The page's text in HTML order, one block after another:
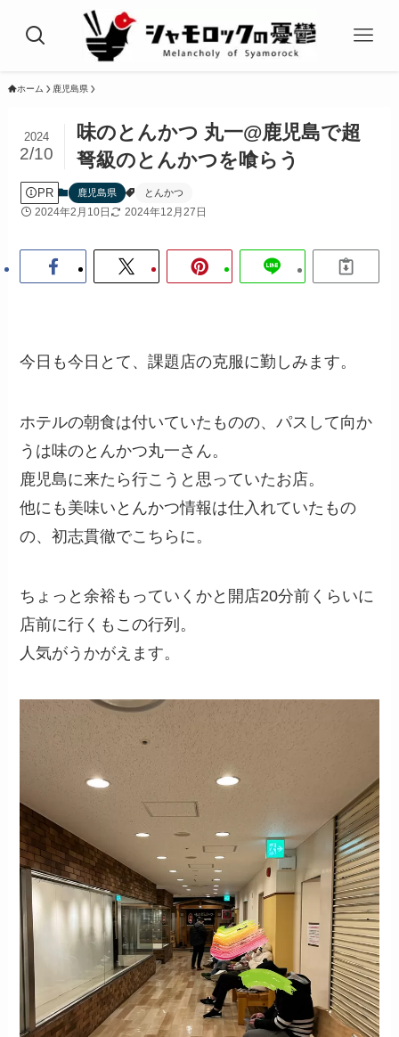
ホーム 鹿児島県
味のとんかつ 丸一@鹿児島で超
弩級のとんかつを喰らう
2024
2/10
PR 鹿児島県 とんかつ
2024年2月10日 2024年12月27日
今日も今日とて、課題店の克服に勤しみます。
ホテルの朝食は付いていたものの、パスして向か
うは味のとんかつ丸一さん。
鹿児島に来たら行こうと思っていたお店。
他にも美味いとんかつ情報は仕入れていたもの
の、初志貫徹でこちらに。
ちょっと余裕もっていくかと開店20分前くらいに
店前に行くもこの行列。
人気がうかがえます。